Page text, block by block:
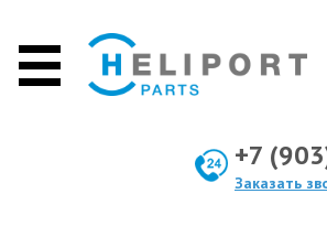
+7
Заказать